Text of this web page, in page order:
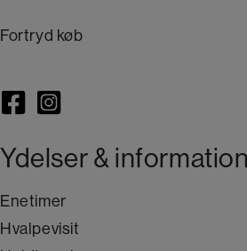
Fortryd køb
Ydelser & information
Enetimer
Hvalpevisit